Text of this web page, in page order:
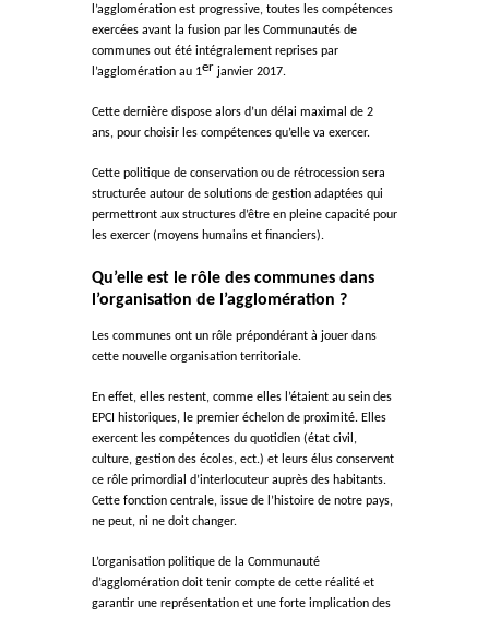
l’agglomération est progressive, toutes les compétences
exercées avant la fusion par les Communautés de
communes out été intégralement reprises par
l’agglomération au 1er janvier 2017.
Cette dernière dispose alors d’un délai maximal de 2
ans, pour choisir les compétences qu’elle va exercer.
Cette politique de conservation ou de rétrocession sera
structurée autour de solutions de gestion adaptées qui
permettront aux structures d’être en pleine capacité pour
les exercer (moyens humains et financiers).
Qu’elle est le rôle des communes dans
l’organisation de l’agglomération ?
Les communes ont un rôle prépondérant à jouer dans
cette nouvelle organisation territoriale.
En effet, elles restent, comme elles l’étaient au sein des
EPCI historiques, le premier échelon de proximité. Elles
exercent les compétences du quotidien (état civil,
culture, gestion des écoles, ect.) et leurs élus conservent
ce rôle primordial d’interlocuteur auprès des habitants.
Cette fonction centrale, issue de l’histoire de notre pays,
ne peut, ni ne doit changer.
L’organisation politique de la Communauté
d’agglomération doit tenir compte de cette réalité et
garantir une représentation et une forte implication des